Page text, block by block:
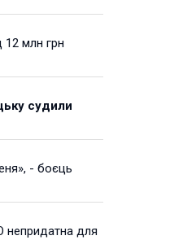
млн грн
судили
- боєць
непридатна для